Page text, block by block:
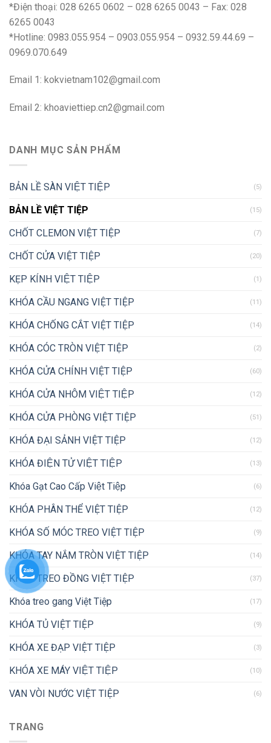
*Điện thoại: 028 6265 0602 – 028 6265 0043 – Fax: 028
6265 0043
*Hotline: 0983.055.954 – 0903.055.954 – 0932.59.44.69 –
0969.070.649
Email 1: kokvietnam102@gmail.com
Email 2: khoaviettiep.cn2@gmail.com
DANH MỤC SẢN PHẨM
BẢN LỀ SÀN VIỆT TIỆP (5)
BẢN LỀ VIỆT TIỆP (15)
CHỐT CLEMON VIỆT TIỆP (7)
CHỐT CỬA VIỆT TIỆP (20)
KẸP KÍNH VIỆT TIỆP (1)
KHÓA CẦU NGANG VIỆT TIỆP (11)
KHÓA CHỐNG CẮT VIỆT TIỆP (14)
KHÓA CÓC TRÒN VIỆT TIỆP (2)
KHÓA CỬA CHÍNH VIỆT TIỆP (60)
KHÓA CỬA NHÔM VIỆT TIỆP (12)
KHÓA CỬA PHÒNG VIỆT TIỆP (51)
KHÓA ĐẠI SẢNH VIỆT TIỆP (12)
KHÓA ĐIỆN TỬ VIỆT TIỆP (13)
Khóa Gạt Cao Cấp Việt Tiệp (6)
KHÓA PHÂN THỂ VIỆT TIỆP (12)
KHÓA SỐ MÓC TREO VIỆT TIỆP (9)
KHÓA TAY NẮM TRÒN VIỆT TIỆP (14)
KHÓA TREO ĐỒNG VIỆT TIỆP (37)
Khóa treo gang Việt Tiệp (17)
KHÓA TỦ VIỆT TIỆP (9)
KHÓA XE ĐẠP VIỆT TIỆP (3)
KHÓA XE MÁY VIỆT TIỆP (10)
VAN VÒI NƯỚC VIỆT TIỆP (6)
TRANG